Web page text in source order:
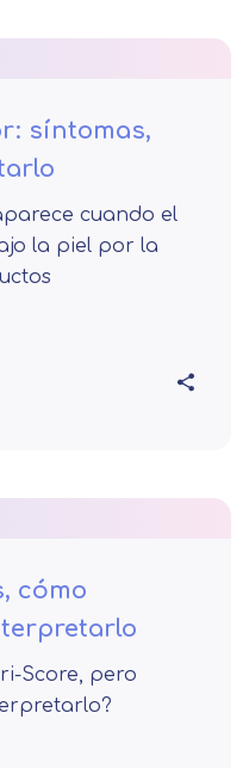
síntomas,
cuando el
la piel por la
cómo
Score, pero